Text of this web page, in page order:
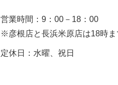
営業時間： 9 ： 00 － 18 ： 00
※彦根店と長浜米原店は18時
定休日：水曜、祝日